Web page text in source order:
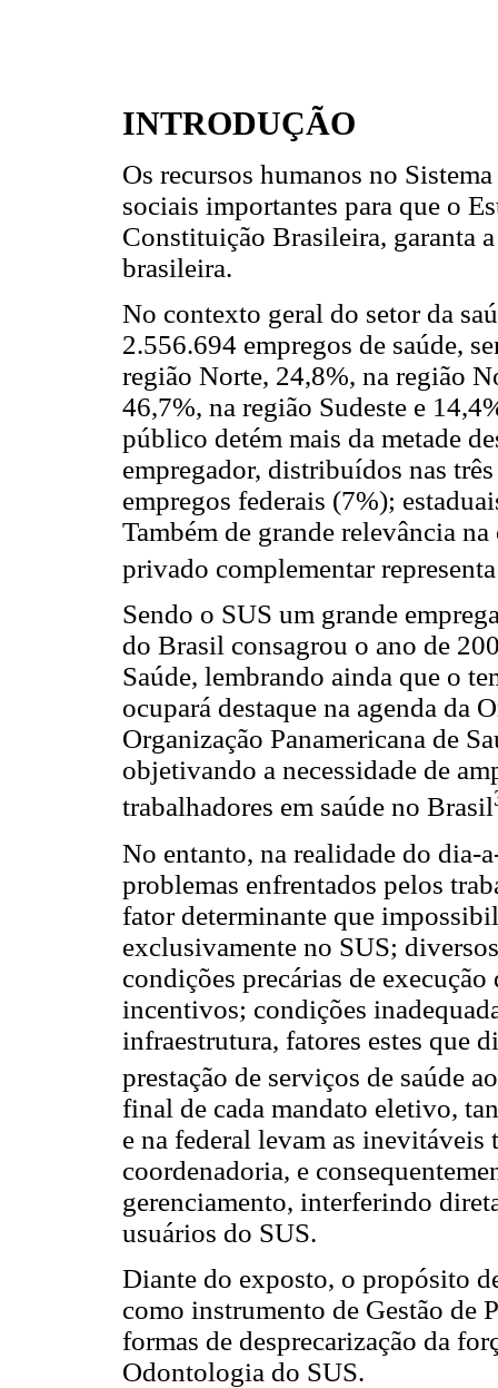
INTRODUÇÃO
Os recursos humanos no
sociais importantes para que o
Constituição Brasileira, garanta
brasileira.
No contexto geral do setor da
2.556.694 empregos de saúde,
região Norte, 24,8%, na região
46,7%, na região Sudeste e
público detém mais da metade
empregador, distribuídos nas
empregos federais (7%);
Também de grande relevância
privado complementar
Sendo o SUS um grande
do Brasil consagrou o ano de
Saúde, lembrando ainda que o
ocupará destaque na agenda da
Organização Panamericana de
objetivando a necessidade de
trabalhadores em saúde no Brasil
No entanto, na realidade do dia-
problemas enfrentados pelos
fator determinante que
exclusivamente no SUS;
condições precárias de
incentivos; condições
infraestrutura, fatores estes que
prestação de serviços de saúde
final de cada mandato eletivo,
e na federal levam as inevitáveis
coordenadoria, e
gerenciamento, interferindo
usuários do SUS.
Diante do exposto, o propósito
como instrumento de Gestão de
formas de desprecarização da
Odontologia do SUS.